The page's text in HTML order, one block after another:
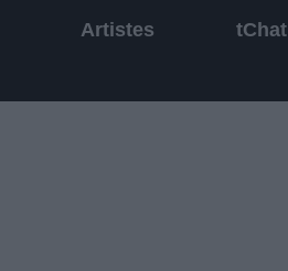
Artistes tChat